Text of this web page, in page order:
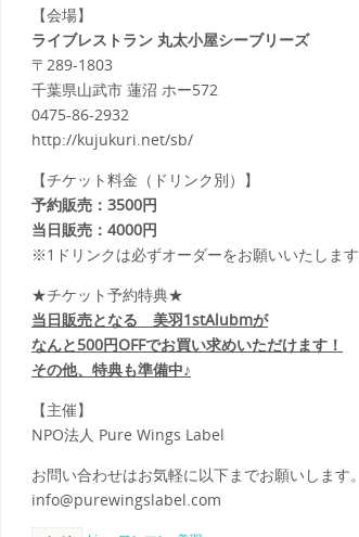
【会場】
ライブレストラン 丸太小屋シーブリーズ
〒289-1803
千葉県山武市 蓮沼 ホー572
0475-86-2932
http://kujukuri.net/sb/
【チケット料金（ドリンク別）】
予約販売：3500円
当日販売：4000円
※1ドリンクは必ずオーダーをお願いいたします
★チケット予約特典★
当日販売となる 美羽1stAlubmが
なんと500円OFFでお買い求めいただけます！
その他、特典も準備中♪
【主催】
NPO法人 Pure Wings Label
お問い合わせはお気軽に以下までお願いします。
info@purewingslabel.com